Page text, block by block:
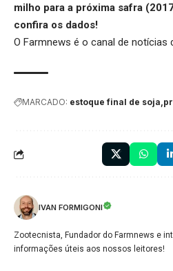
milho para a próxima safra
confira os dados!
O Farmnews é o canal de notícias
MARCADO: estoque final de soja
IVAN FORMIGONI
Zootecnista, Fundador do Farmnews e
informações úteis aos nossos leitores!